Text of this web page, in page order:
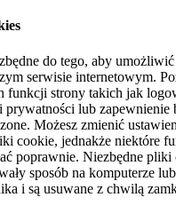
do tego, aby
serwisie internetowym.
funkcji strony takich jak
prywatności lub zapewnienie
Możesz zmienić
cookie, jednakże niektóre
poprawnie. Niezbędne pliki
sposób na komputerze
i są usuwane z chwilą